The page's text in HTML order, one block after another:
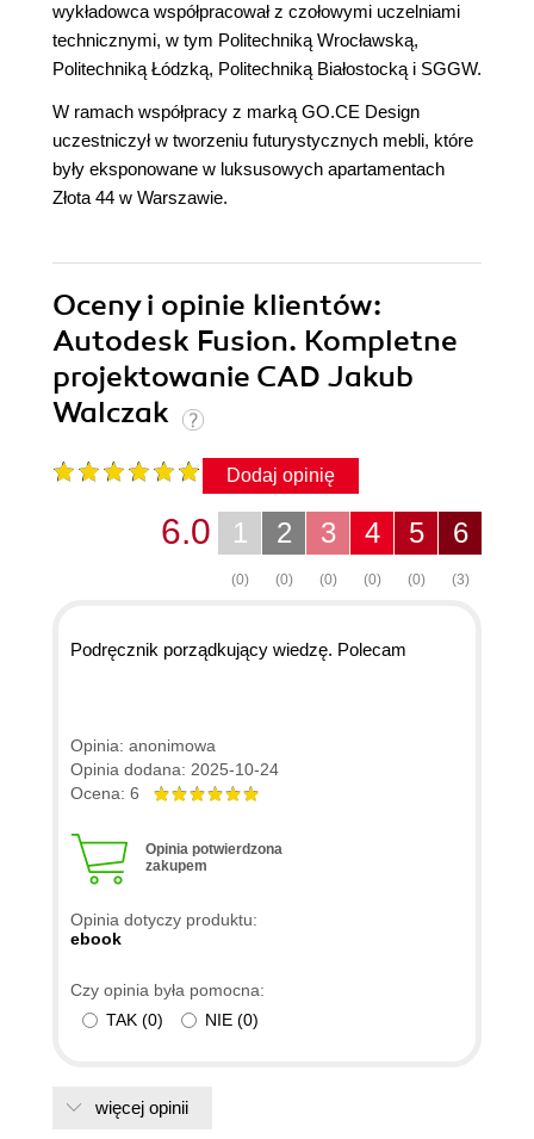
wykładowca współpracował z czołowymi uczelniami
technicznymi, w tym Politechniką Wrocławską,
Politechniką Łódzką, Politechniką Białostocką i SGGW.
W ramach współpracy z marką GO.CE Design
uczestniczył w tworzeniu futurystycznych mebli, które
były eksponowane w luksusowych apartamentach
Złota 44 w Warszawie.
Oceny i opinie klientów:
Autodesk Fusion. Kompletne
projektowanie CAD Jakub
Walczak
Dodaj opinię
6
(3)
5
(0)
4
(0)
3
(0)
2
(0)
1
(0)
6.0
Podręcznik porządkujący wiedzę. Polecam
Opinia: anonimowa
Opinia dodana: 2025-10-24
Ocena: 6
Opinia potwierdzona
zakupem
Opinia dotyczy produktu:
ebook
Czy opinia była pomocna:
TAK (0) NIE (0)
więcej opinii